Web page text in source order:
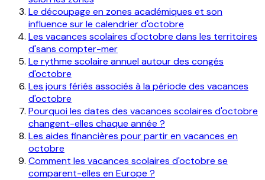
Le découpage en zones académiques et son
influence sur le calendrier d'octobre
Les vacances scolaires d'octobre dans les territoires
d'sans compter-mer
Le rythme scolaire annuel autour des congés
d'octobre
Les jours fériés associés à la période des vacances
d'octobre
Pourquoi les dates des vacances scolaires d'octobre
changent-elles chaque année ?
Les aides financières pour partir en vacances en
octobre
Comment les vacances scolaires d'octobre se
comparent-elles en Europe ?